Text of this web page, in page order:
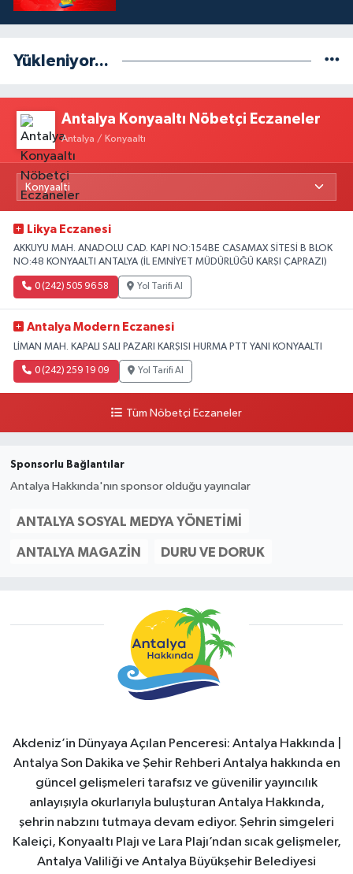
Yükleniyor...
Antalya Konyaaltı Nöbetçi Eczaneler
Antalya / Konyaaltı
Likya Eczanesi
AKKUYU MAH. ANADOLU CAD. KAPI NO:154BE CASAMAX SİTESİ B BLOK
NO:48 KONYAALTI ANTALYA (İL EMNİYET MÜDÜRLÜĞÜ KARŞI ÇAPRAZI)
0 (242) 505 96 58 Yol Tarifi Al
Antalya Modern Eczanesi
LİMAN MAH. KAPALI SALI PAZARI KARŞISI HURMA PTT YANI KONYAALTI
0 (242) 259 19 09 Yol Tarifi Al
Tüm Nöbetçi Eczaneler
Sponsorlu Bağlantılar
Antalya Hakkında'nın sponsor olduğu yayıncılar
ANTALYA SOSYAL MEDYA YÖNETIMI
ANTALYA MAGAZIN DURU VE DORUK
Akdeniz’in Dünyaya Açılan Penceresi: Antalya Hakkında |
Antalya Son Dakika ve Şehir Rehberi Antalya hakkında en
güncel gelişmeleri tarafsız ve güvenilir yayıncılık
anlayışıyla okurlarıyla buluşturan Antalya Hakkında,
şehrin nabzını tutmaya devam ediyor. Şehrin simgeleri
Kaleiçi, Konyaaltı Plajı ve Lara Plajı’ndan sıcak gelişmeler,
Antalya Valiliği ve Antalya Büyükşehir Belediyesi